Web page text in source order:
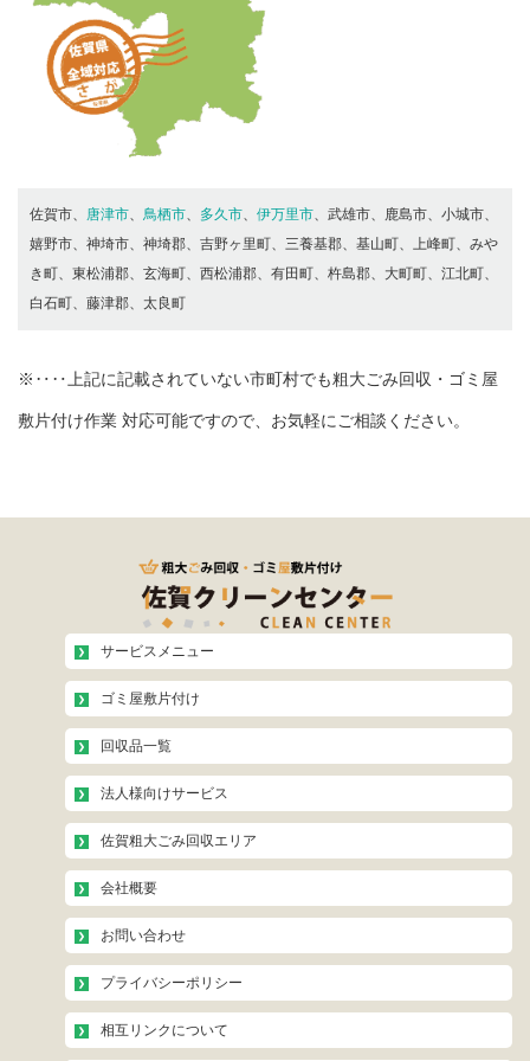
佐賀市、 唐津市 鳥栖市 多久市 伊万里市 、武雄市、鹿島市、小城市、
嬉野市、神埼市、神埼郡、吉野ヶ里町、三養基郡、基山町、上峰町、みや
き町、東松浦郡、玄海町、西松浦郡、有田町、杵島郡、大町町、江北町、
白石町、藤津郡、太良町
※‥‥上記に記載されていない市町村でも粗大ごみ回収・ゴミ屋
敷片付け作業 対応可能ですので、お気軽にご相談ください。
サービスメニュー
ゴミ屋敷片付け
回収品一覧
法人様向けサービス
佐賀粗大ごみ回収エリア
会社概要
お問い合わせ
プライバシーポリシー
相互リンクについて